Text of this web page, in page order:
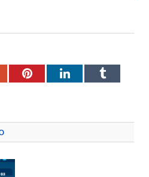
PinterestLinkedInTumblr